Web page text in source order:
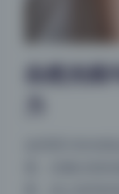
自然光